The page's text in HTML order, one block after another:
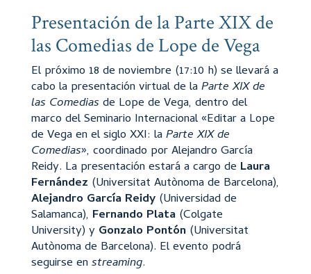
Presentación de la Parte XIX de
las Comedias de Lope de Vega
El próximo 18 de noviembre (17:10 h) se llevará a
cabo la presentación virtual de laParte XIX de
las Comedias de Lope de Vega, dentro del
marco del Seminario Internacional «Editar a Lope
de Vega en el siglo XXI: laParte XIX de
Comedias», coordinado por Alejandro García
Reidy. La presentación estará a cargo de Laura
Fernández (Universitat Autònoma de Barcelona),
Alejandro García Reidy(Universidad de
Salamanca), Fernando Plata(Colgate
University) y Gonzalo Pontón(Universitat
Autònoma de Barcelona). El evento podrá
seguirse enstreaming.